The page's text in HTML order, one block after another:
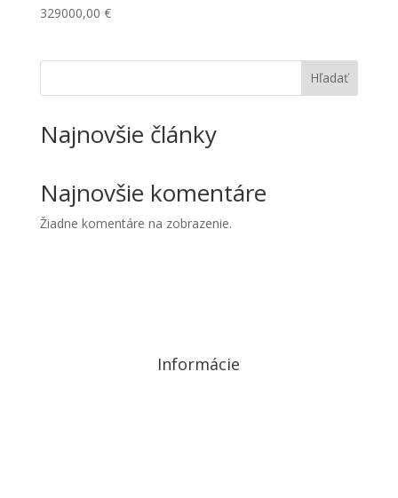
329000,00 €
Hľadať
Najnovšie články
Najnovšie komentáre
Žiadne komentáre na zobrazenie.
Informácie